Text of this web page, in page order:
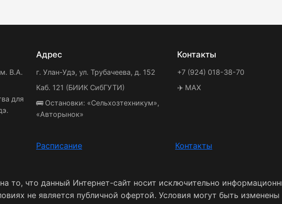
В.А.
для
Адрес
г. Улан-Удэ, ул. Трубачеева, д. 152
Каб. 121 (БИИК СибГУТИ)
🚌 Остановки: «Сельхозтехникум»,
«Авторынок»
Контакты
+7 (924) 018-38-70
✈️ MAX
Расписание Контакты
то, что данный Интернет-сайт носит исключительно
не является публичной офертой. Условия могут быть